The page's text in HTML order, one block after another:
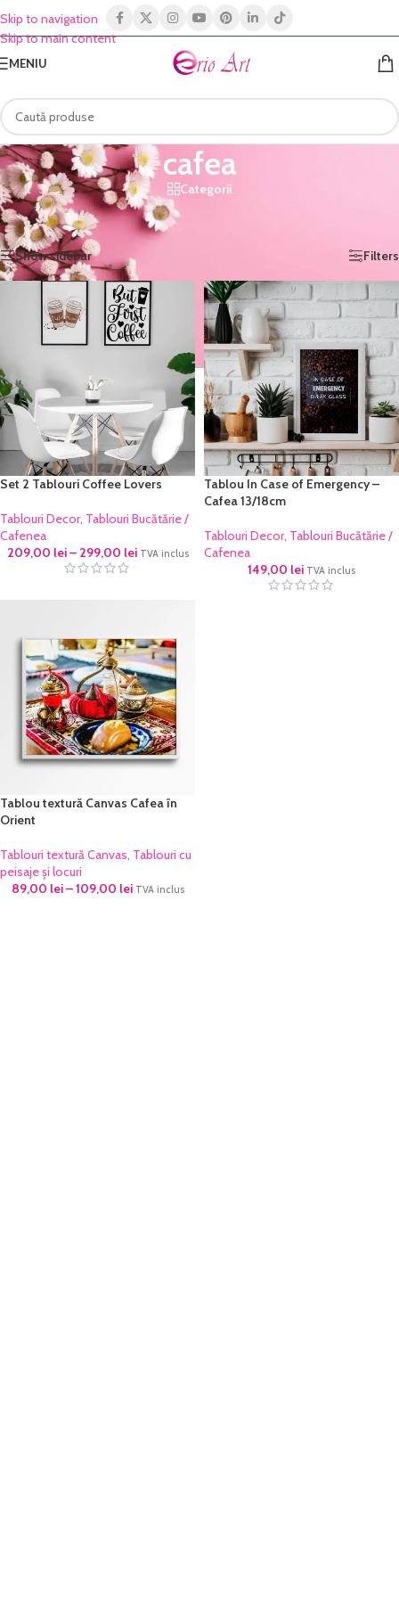
Skip to navigation
Skip to main content
MENIU
cafea
Categorii
Prima pagină/Shop/Produse etichetate „cafea”
Afișez toate cele 3 rezultate
Show sidebar
Filters
Set 2 Tablouri Coffee Lovers
Tablouri Decor, Tablouri Bucătărie /
Cafenea
209,00 lei– 299,00 lei TVA inclus
Tablou In Case of Emergency –
Cafea 13/18cm
Tablouri Decor, Tablouri Bucătărie /
Cafenea
149,00 lei TVA inclus
Tablou textură Canvas Cafea în
Orient
Tablouri textură Canvas, Tablouri cu
peisaje și locuri
89,00 lei–109,00 lei TVA inclus